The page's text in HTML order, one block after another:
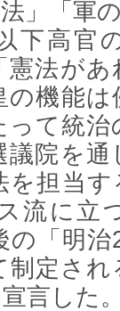
」「軍
下高官
憲法が
の機能
って統
議院を
を担当
流に立
の「明治
制定さ
言した